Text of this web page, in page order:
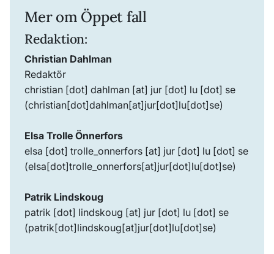
Mer om Öppet fall
Redaktion:
Christian Dahlman
Redaktör
christian [dot] dahlman [at] jur [dot] lu [dot] se
(christian[dot]dahlman[at]jur[dot]lu[dot]se)
Elsa Trolle Önnerfors
elsa [dot] trolle_onnerfors [at] jur [dot] lu [dot] se
(elsa[dot]trolle_onnerfors[at]jur[dot]lu[dot]se)
Patrik Lindskoug
patrik [dot] lindskoug [at] jur [dot] lu [dot] se
(patrik[dot]lindskoug[at]jur[dot]lu[dot]se)